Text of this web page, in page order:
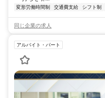
変形労働時間制 交通費支給 シフト制
同じ企業の求人
アルバイト・パート